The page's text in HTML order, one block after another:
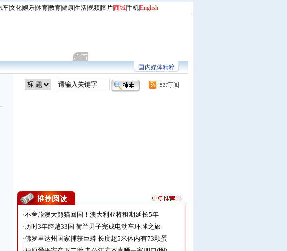
车|文化|娱乐|体育|教育|健康|生活|视频| 图片|商城|手机|English
国内媒体精粹
·不舍旅澳大熊猫回国！澳大利亚将租期延长5年
·历时3年跨越33国 荷兰男子完成电动车环球之旅
·佛罗里达州国家捕获巨蟒 长度超5米体内有73颗蛋